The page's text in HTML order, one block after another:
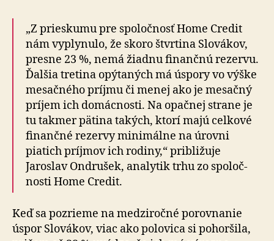
„Z prieskumu pre spoločnosť Home Credit
nám vyply­nulo, že skoro štvrtina Slo­vá­kov,
presne 23 %, nemá žiadnu fi­nan­čnú rezervu.
Ďalšia tretina opý­ta­ných má úspory vo výške
mesačného príjmu či menej ako je mesačný
príjem ich domácnosti. Na opačnej strane je
tu tak­mer pätina takých, ktorí majú cel­kové
fi­nan­čné rezervy mini­málne na úrovni
piatich príjmov ich rodiny,“ pribli­žuje
Jaroslav Ondrušek, ana­ly­tik trhu zo spo­loč­
nosti Home Credit.
Keď sa pozrieme na medziročné porovnanie
úspor Slovákov, viac ako po­lo­vica si po­hor­šila,